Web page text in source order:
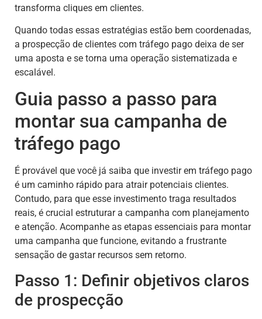
transforma cliques em clientes.
Quando todas essas estratégias estão bem coordenadas,
a prospecção de clientes com tráfego pago deixa de ser
uma aposta e se torna uma operação sistematizada e
escalável.
Guia passo a passo para
montar sua campanha de
tráfego pago
É provável que você já saiba que investir em tráfego pago
é um caminho rápido para atrair potenciais clientes.
Contudo, para que esse investimento traga resultados
reais, é crucial estruturar a campanha com planejamento
e atenção. Acompanhe as etapas essenciais para montar
uma campanha que funcione, evitando a frustrante
sensação de gastar recursos sem retorno.
Passo 1: Definir objetivos claros
de prospecção